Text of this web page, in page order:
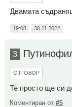
Двамата
19:08 30.11.2022
3
ОТГОВОР
Те просто ще си
Коментиран от #5